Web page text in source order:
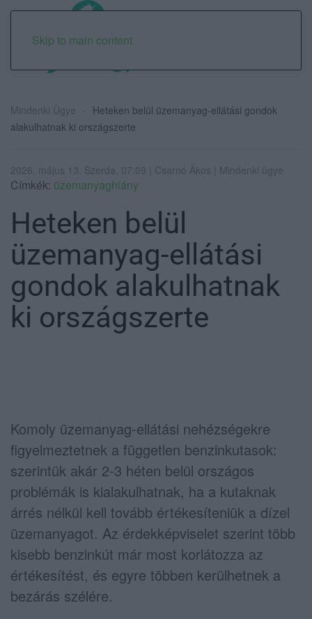
Skip to main content
Mindenki Ügye
Heteken belül üzemanyag-ellátási gondok
alakulhatnak ki országszerte
2026. május 13. Szerda, 07:09 | Csarnó Ákos | Mindenki ügye
Címkék: üzemanyaghiány
Heteken belül
üzemanyag-ellátási
gondok alakulhatnak
ki országszerte
Komoly üzemanyag-ellátási nehézségekre
figyelmeztetnek a független benzinkutasok:
szerintük akár 2-3 héten belül országos
problémák is kialakulhatnak, ha a kutaknak
árrés nélkül kell tovább értékesíteniük a dízel
üzemanyagot. Az érdekképviselet szerint több
kisebb benzinkút már most korlátozza az
értékesítést, és egyre többen kerülhetnek a
bezárás szélére.